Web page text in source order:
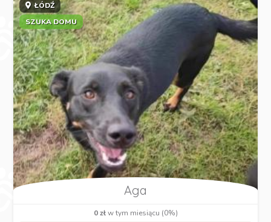
ŁÓDŹ
SZUKA DOMU
Aga
0 złw tym miesiącu (0%)